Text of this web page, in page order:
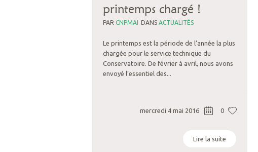
printemps chargé !
PARCNPMAI DANSACTUALITÉS
Le printemps est la période de l’année la plus
chargée pour le service technique du
Conservatoire. De février à avril, nous avons
envoyé l’essentiel des...
mercredi 4 mai 2016 0
Lire la suite